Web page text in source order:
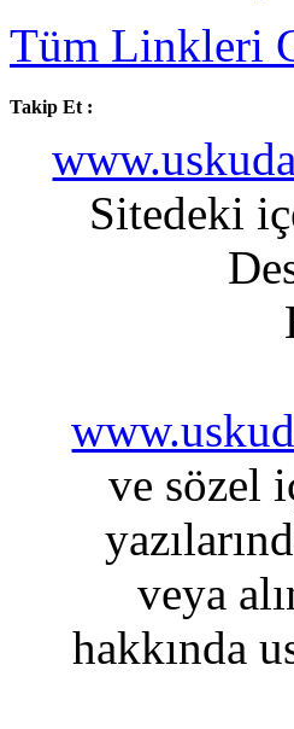
Tüm Linkleri
Takip Et :
Sitedeki
ve sözel
veya
hakkında